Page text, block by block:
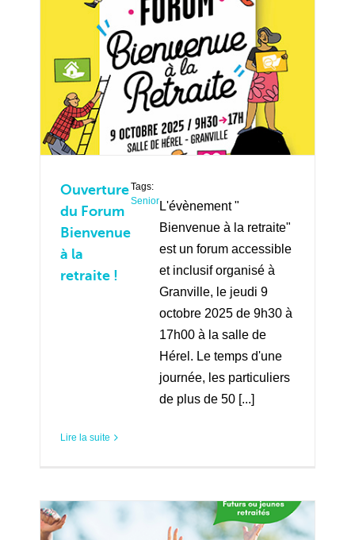
Ouverture
du Forum
Bienvenue
à la
retraite !
Tags:
Senior L'évènement "
Bienvenue à la retraite"
est un forum accessible
et inclusif organisé à
Granville, le jeudi 9
octobre 2025 de 9h30 à
17h00 à la salle de
Hérel. Le temps d'une
journée, les particuliers
de plus de 50 [...]
Lire la suite